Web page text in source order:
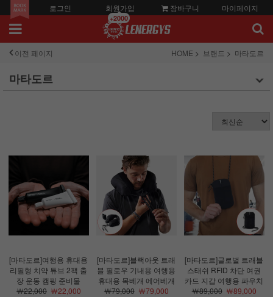
로그인 회원가입
+2000
장바구니 마이페이지
이전 페이지 HOME 브랜드 마타도르
마타도르
[마타도르]여행용 휴대용
리필형 치약 튜브 2팩 출
장 운동 캠핑 준비물
￦22,000￦22,000
[마타도르]블랙아웃 트래
블 필로우 기내용 여행용
휴대용 목베개 에어베개
￦79,000￦79,000
[마타도르]글로벌 트래블
스태쉬 RFID 차단 여권
카드 지갑 여행용 파우치
￦89,000￦89,000